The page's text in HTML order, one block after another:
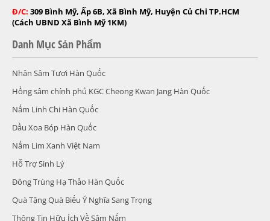
Đ/C: 309 Bình Mỹ, Ấp 6B, Xã Bình Mỹ, Huyện Củ Chi TP.HCM
(Cách UBND Xã Bình Mỹ 1KM)
Danh Mục Sản Phẩm
Nhân Sâm Tươi Hàn Quốc
Hồng sâm chính phủ KGC Cheong Kwan Jang Hàn Quốc
Nấm Linh Chi Hàn Quốc
Dầu Xoa Bóp Hàn Quốc
Nấm Lim Xanh Việt Nam
Hỗ Trợ Sinh Lý
Đông Trùng Hạ Thảo Hàn Quốc
Quà Tặng Quà Biếu Ý Nghĩa Sang Trọng
Thông Tin Hữu Ích Về Sâm Nấm